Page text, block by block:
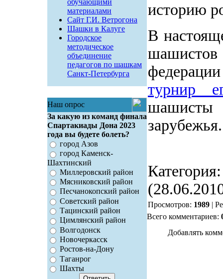
обучающими
материалами
Сайт Г.И. Ветрогона
Шашки в Калуге
Городское
методическое
объединение
педагогов по шашкам
Санкт-Петербурга
Наш опрос
За какую из команд финала
Спартакиады Дона 2023
года вы будете болеть?
город Азов
город Каменск-
Шахтинский
Миллеровский район
Мясниковский район
Песчанокопский район
Советский район
Тацинский район
Цимлянский район
Волгодонск
Новочеркасск
Ростов-на-Дону
Таганрог
Шахты
историю
В
турнир
шашисты
зарубежья.
Просмотров: 1989|
Всего комментариев:
Добавлять